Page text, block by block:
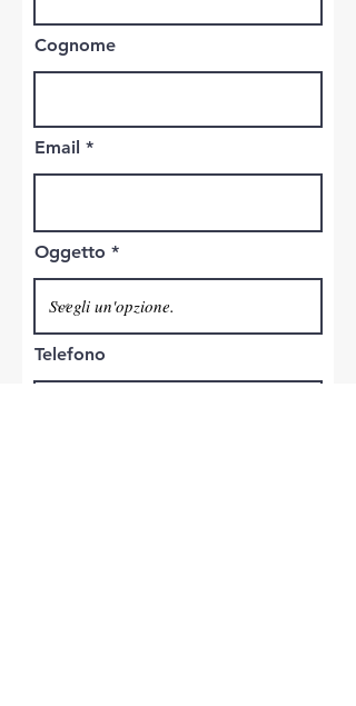
Cognome
Email
Oggetto
Telefono